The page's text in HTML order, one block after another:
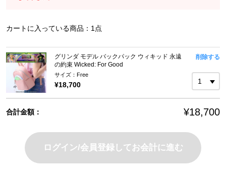
カートに入っている商品： 1 点
グリンダ モデル バックパック ウィキッド 永遠
の約束 Wicked: For Good
サイズ：Free
¥18,700
削除する
合計金額： ¥18,700
ログイン/会員登録してお会計に進む